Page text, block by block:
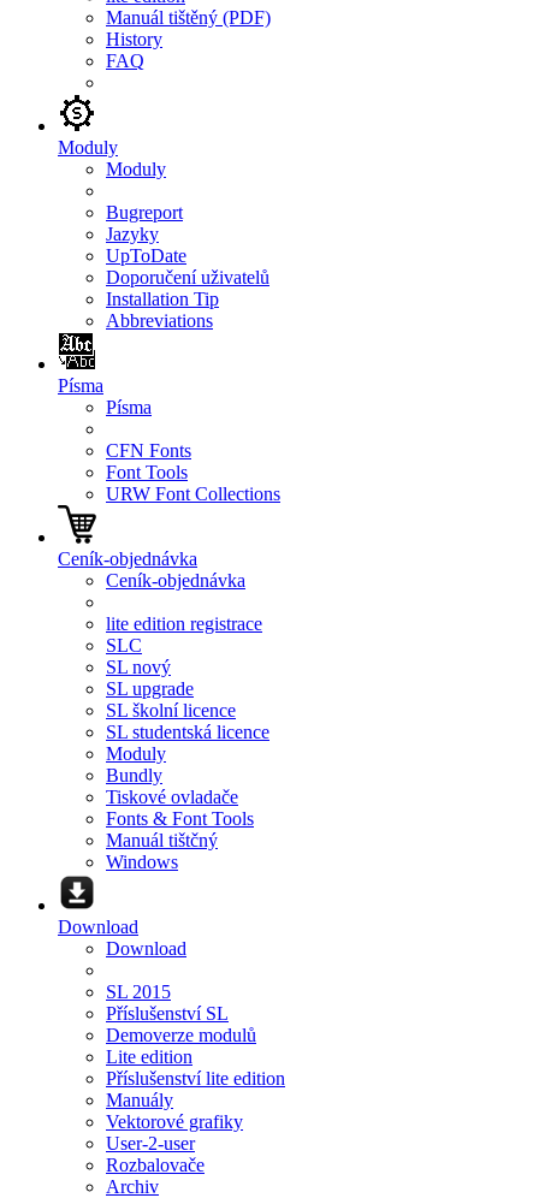
Manuál tištěný (PDF)
History
FAQ
Moduly
Moduly
Bugreport
Jazyky
UpToDate
Doporučení uživatelů
Installation Tip
Abbreviations
Písma
Písma
CFN Fonts
Font Tools
URW Font Collections
Ceník-objednávka
Ceník-objednávka
lite edition registrace
SLC
SL nový
SL upgrade
SL školní licence
SL studentská licence
Moduly
Bundly
Tiskové ovladače
Fonts & Font Tools
Manuál tištčný
Windows
Download
Download
SL 2015
Příslušenství SL
Demoverze modulů
Lite edition
Příslušenství lite edition
Manuály
Vektorové grafiky
User-2-user
Rozbalovače
Archiv